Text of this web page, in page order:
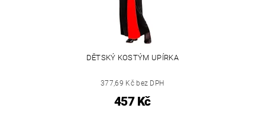
DĚTSKÝ KOSTÝM UPÍRKA
377,69 Kč bez DPH
457 Kč